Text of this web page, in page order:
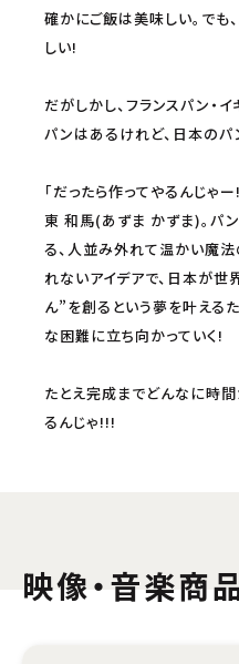
確かにご飯は美味しい。でも
しい!
だがしかし、フランスパン・
パンはあるけれど、日本のパ
「だったら作ってやるんじゃ
東 和馬(あずま かずま)。パ
る、人並み外れて温かい魔
れないアイデアで、日本が
ん”を創るという夢を叶える
な困難に立ち向かっていく!
たとえ完成までどんなに時
るんじゃ!!!
映像・音楽商